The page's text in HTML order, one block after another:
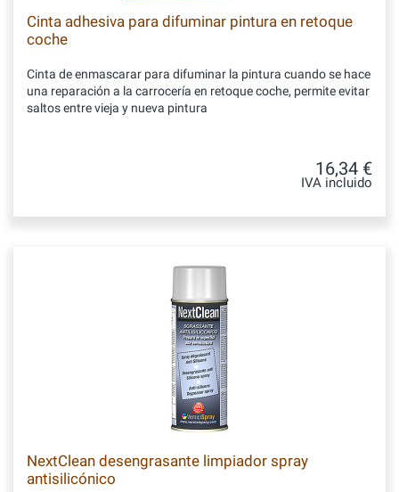
Cinta adhesiva para difuminar pintura en retoque
coche
Cinta de enmascarar para difuminar la pintura cuando se hace
una reparación a la carrocería en retoque coche, permite evitar
saltos entre vieja y nueva pintura
16,34 €
IVA incluido
NextClean desengrasante limpiador spray
antisilicónico